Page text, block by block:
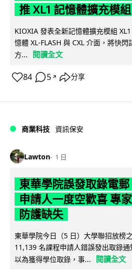
推 XL1 記憶體擴充模組
KIOXIA 發表全新記憶體擴充模組
憶體 XL-FLASH 與 CXL 介面，將快
方...
閱讀全文
84 5 ↗ 分享
商業科技 資訊保安
Lawton 1 日
東華學院誤發取錄電郵
申請人一度空歡喜 專
防護缺失
東華學院今日（5 日）大學聯招放榜
11,139 名課程申請人錯誤發出取錄
以為獲得學位取錄，事...
閱讀全文